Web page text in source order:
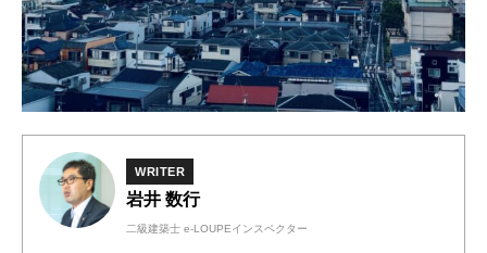
WRITER
岩井 数行
二級建築士 e-LOUPEインスペクター